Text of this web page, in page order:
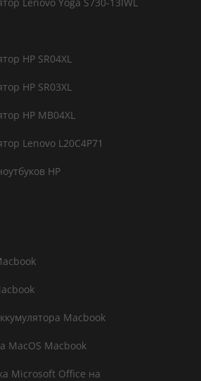
HP SR04XL
HP SR03XL
HP MB04XL
Lenovo L20C4P71
HP
Macbook
MacOS Macbook
Microsoft Office на